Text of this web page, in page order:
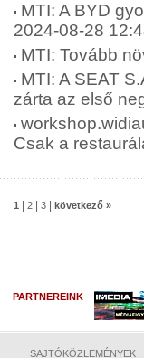
MTI: A BYD
2024-08-28
MTI: Tovább
MTI: A SEAT
zárta az első
Csak a
1 2 3 következő »
PARTNEREINK
SAJTÓKÖZLEMÉNYEK